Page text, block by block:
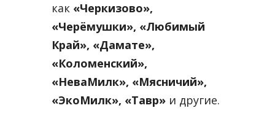
как «Черкизово»,
«Черёмушки», «Любимый
Край», «Дамате»,
«Коломенский»,
«НеваМилк», «Мясничий»,
«ЭкоМилк», «Тавр» и другие.